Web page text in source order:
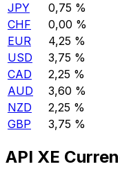
JPY
0,75 %
CHF
0,00 %
EUR
4,25 %
USD
3,75 %
CAD
2,25 %
AUD
3,60 %
NZD
2,25 %
GBP
3,75 %
API XE